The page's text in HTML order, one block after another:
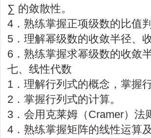
∑ 的敛散性。
4．熟练掌握正项级数的比值
5．理解幂级数的收敛半径、
6．熟练掌握求幂级数的收敛
七、线性代数
1．理解行列式的概念，掌握
2．掌握行列式的计算。
3．会用克莱姆（Cramer）法
4．熟练掌握矩阵的线性运算